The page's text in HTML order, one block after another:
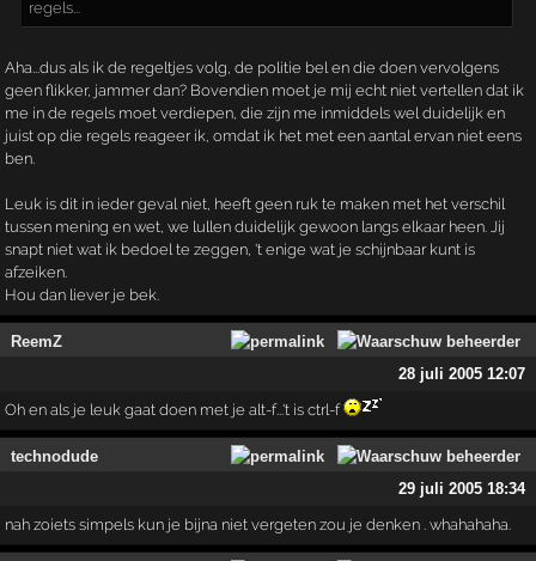
regels...
Aha...dus als ik de regeltjes volg, de politie bel en die doen vervolgens
geen flikker, jammer dan? Bovendien moet je mij echt niet vertellen dat ik
me in de regels moet verdiepen, die zijn me inmiddels wel duidelijk en
juist op die regels reageer ik, omdat ik het met een aantal ervan niet eens
ben.
Leuk is dit in ieder geval niet, heeft geen ruk te maken met het verschil
tussen mening en wet, we lullen duidelijk gewoon langs elkaar heen. Jij
snapt niet wat ik bedoel te zeggen, 't enige wat je schijnbaar kunt is
afzeiken.
Hou dan liever je bek.
ReemZ
28 juli 2005 12:07
Oh en als je leuk gaat doen met je alt-f...'t is ctrl-f
technodude
29 juli 2005 18:34
nah zoiets simpels kun je bijna niet vergeten zou je denken . whahahaha.